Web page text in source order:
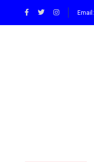
Email: